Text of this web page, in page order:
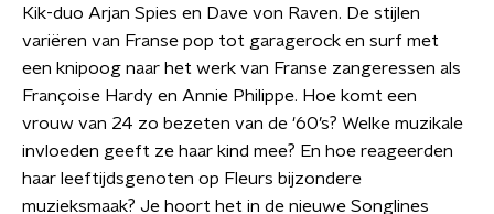
Kik-duo Arjan Spies en Dave von Raven. De stijlen
variëren van Franse pop tot garagerock en surf met
een knipoog naar het werk van Franse zangeressen als
Françoise Hardy en Annie Philippe. Hoe komt een
vrouw van 24 zo bezeten van de '60’s? Welke muzikale
invloeden geeft ze haar kind mee? En hoe reageerden
haar leeftijdsgenoten op Fleurs bijzondere
muzieksmaak? Je hoort het in de nieuwe Songlines